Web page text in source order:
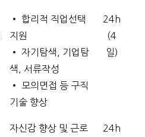
• 합리적 직업선택
지원
• 자기탐색, 기업탐
색, 서류작성
• 모의면접 등 구직
기술 향상
24h
(4
일)
자신감 향상 및 근로
24h